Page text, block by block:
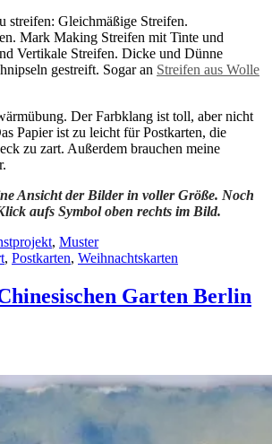
streifen: Gleichmäßige Streifen.
Mark Making Streifen mit Tinte und
Vertikale Streifen. Dicke und Dünne
gestreift. Sogar an Streifen aus Wolle
Der Farbklang ist toll, aber nicht
Papier ist zu leicht für Postkarten, die
zu zart. Außerdem brauchen meine
Ansicht der Bilder in voller Größe. Noch
aufs Symbol oben rechts im Bild.
, Muster
, Postkarten, Weihnachtskarten
Garten Berlin